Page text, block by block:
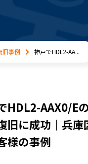
旧事例 神戸でHDL2-AA...
HDL2-AAX0/E
旧に成功｜兵庫
様の事例